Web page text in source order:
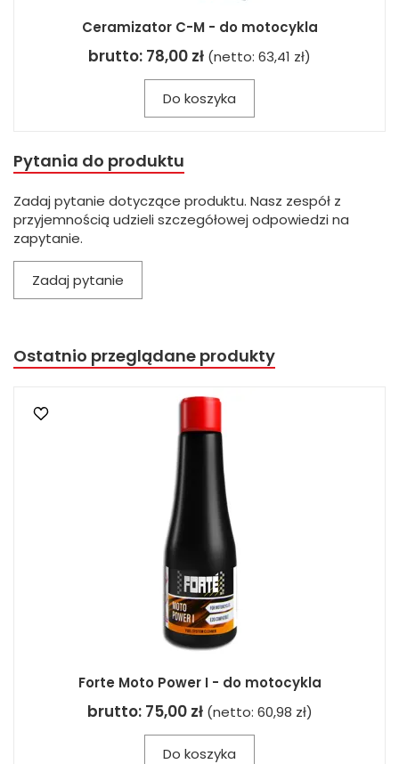
Ceramizator C-M - do motocykla
brutto: 78,00 zł (netto: 63,41 zł)
Do koszyka
Pytania do produktu
Zadaj pytanie dotyczące produktu. Nasz zespół z
przyjemnością udzieli szczegółowej odpowiedzi na
zapytanie.
Zadaj pytanie
Ostatnio przeglądane produkty
Forte Moto Power I - do motocykla
brutto: 75,00 zł (netto: 60,98 zł)
Do koszyka